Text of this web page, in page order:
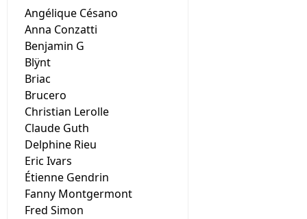
Angélique Césano
Anna Conzatti
Benjamin G
Blÿnt
Briac
Brucero
Christian Lerolle
Claude Guth
Delphine Rieu
Eric Ivars
Étienne Gendrin
Fanny Montgermont
Fred Simon